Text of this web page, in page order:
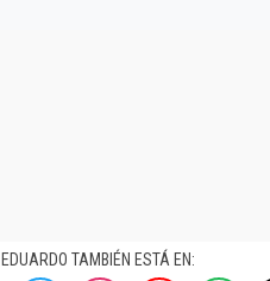
EDUARDO TAMBIÉN ESTÁ EN: